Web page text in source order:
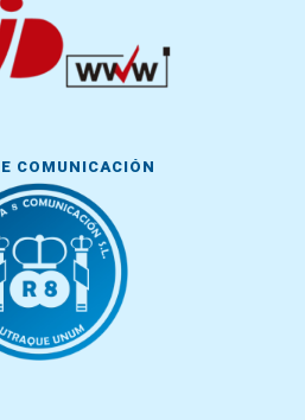
COMUNICACIÓN